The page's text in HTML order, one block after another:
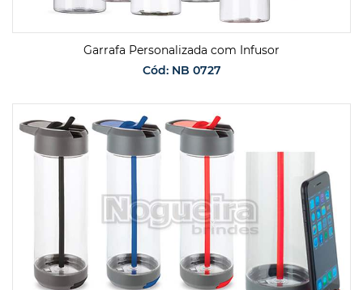
Garrafa Personalizada com Infusor
Cód: NB 0727
SOLICITAR ORÇAMENTO